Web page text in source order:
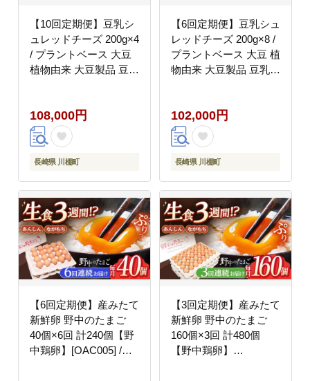
【10回定期便】豆乳シ
ュレッドチーズ 200g×4
/ プラントベース 大豆
植物由来 大豆製品 豆乳
ギー対応 ヘルシー コレ
ステロールゼロ ソイミ
ルク 健康 乳製品不使用
低カロリー パック【大
108,000円
長崎県 川棚町
【6回定期便】豆乳シュ
レッドチーズ 200g×8 /
プラントベース 大豆 植
物由来 大豆製品 豆乳チ
ー対応 ヘルシー コレス
テロールゼロ ソイミル
ク 健康 乳製品不使用
低カロリー パック【大
102,000円
長崎県 川棚町
【6回定期便】産みたて
新鮮卵 野中のたまご
40個×6回 計240個【野
中鶏卵】[OAC005] /卵
【3回定期便】産みたて
新鮮卵 野中のたまご
160個×3回 計480個
【野中鶏卵】